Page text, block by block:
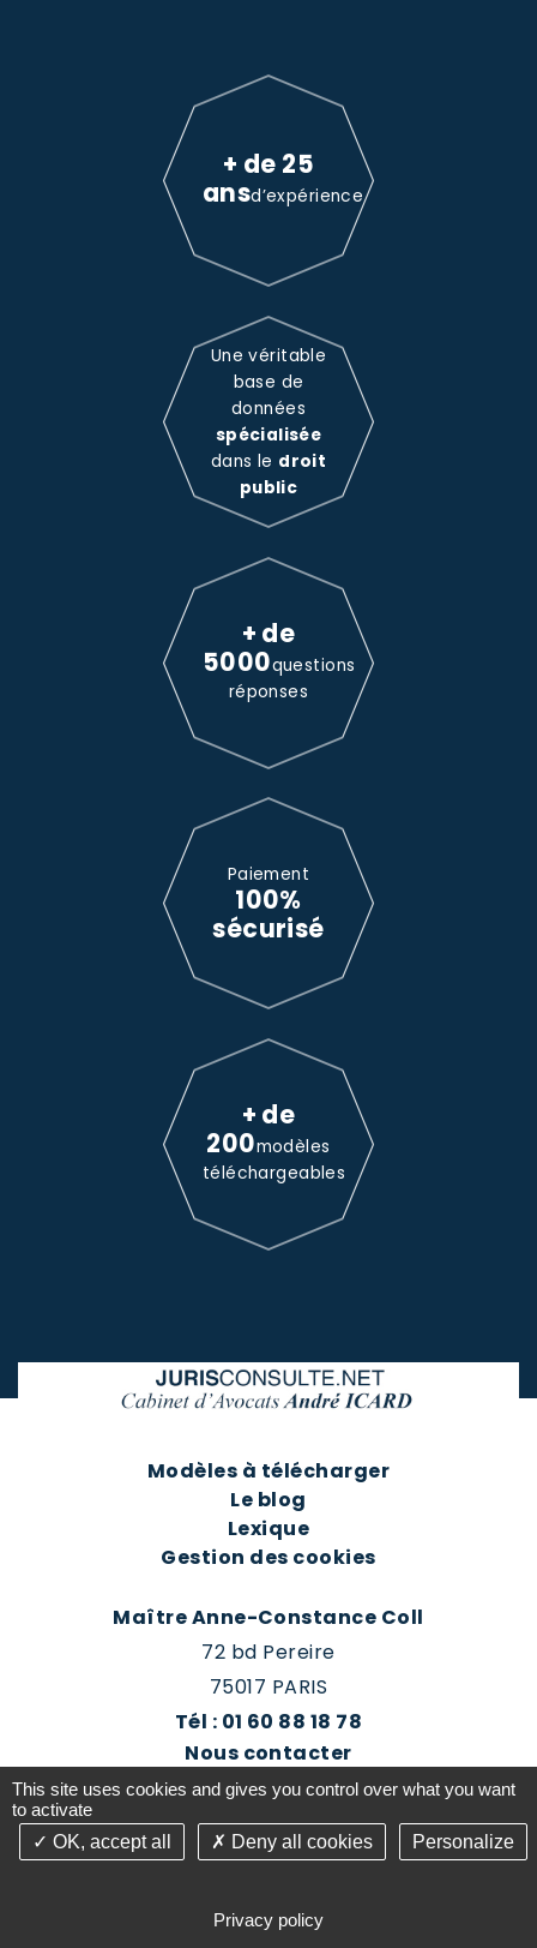
+ de 25
ansd’expérience
Une véritable
base de
données
spécialisée
dans le droit
public
+ de
5000questions
réponses
Paiement
100%
sécurisé
+ de
200modèles
téléchargeables
Modèles à télécharger
Le blog
Lexique
Gestion des cookies
Maître Anne-Constance Coll
72 bd Pereire
75017 PARIS
Tél : 01 60 88 18 78
Nous contacter
Prendre rendez-vous
This site uses cookies and gives you control over what you want
to activate
OK, accept all
Deny all cookies Personalize
Privacy policy